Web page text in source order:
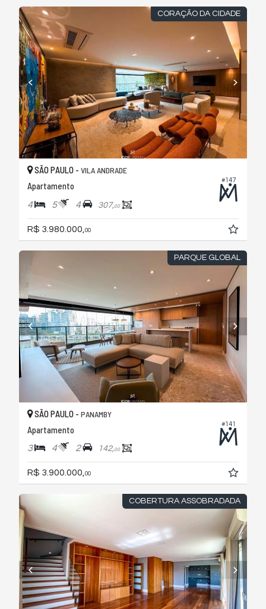
CORAÇÃO DA CIDADE
#147
SÃO PAULO - VILA ANDRADE
Apartamento
4 5 4 307,00
R$ 3.980.000, 00
PARQUE GLOBAL
#141
SÃO PAULO - PANAMBY
Apartamento
3 4 2 142,00
R$ 3.900.000, 00
COBERTURA ASSOBRADADA